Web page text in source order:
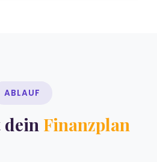
ABLAUF
dein Finanzplan